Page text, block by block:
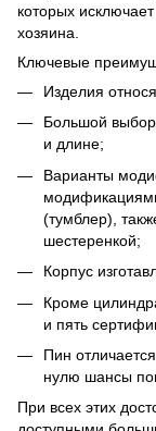
которых
хозяина.
Ключевые
Изделия
Большой
и длине;
Варианты
(тумблер),
шестеренкой;
Корпус
Кроме
и пять
Пин
нулю шансы
При всех этих